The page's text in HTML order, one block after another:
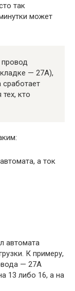
так
может
— 27А),
кто
а ток
автомата
К примеру,
— 27А
13 либо 16, а на